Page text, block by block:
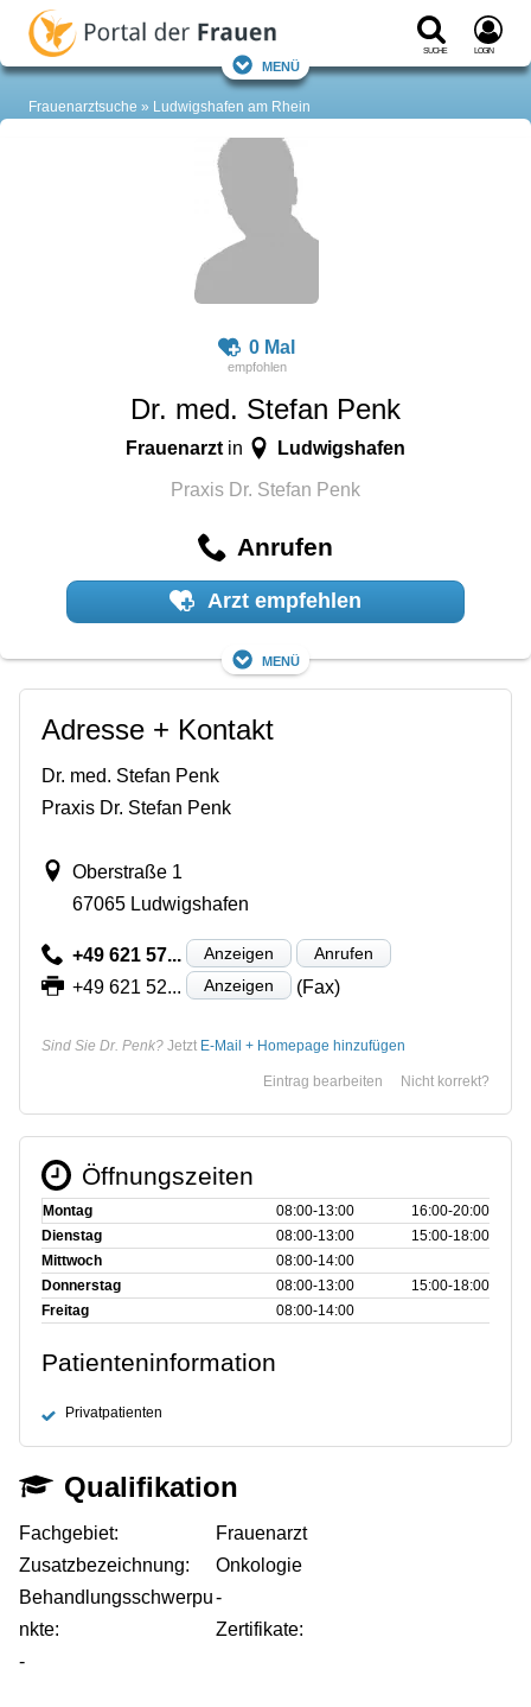
Suche Login
Menü
Frauenarztsuche Ludwigshafen am Rhein
0 Mal
Dr. med. Stefan Penk
Frauenarztin Ludwigshafen
Praxis Dr. Stefan Penk
Anrufen
Arzt empfehlen
Menü
Adresse + Kontakt
Dr. med. Stefan Penk
Praxis Dr. Stefan Penk
Oberstraße 1
67065 Ludwigshafen
+49 621 57... Anzeigen Anrufen
+49 621 52... Anzeigen (Fax)
Sind Sie Dr. Penk? Jetzt E-Mail + Homepage hinzufügen
Nicht korrekt?
Eintrag bearbeiten
Öffnungszeiten
Montag 08:00‑13:00
16:00‑20:00
Dienstag
08:00‑13:00
15:00‑18:00
Mittwoch
08:00‑14:00
Donnerstag
08:00‑13:00
15:00‑18:00
Freitag
08:00‑14:00
Patienteninformation
Privatpatienten
Qualifikation
Fachgebiet:
Frauenarzt
Zusatzbezeichnung:
Onkologie
Behandlungsschwerpu
nkte:
-
Zertifikate:
-